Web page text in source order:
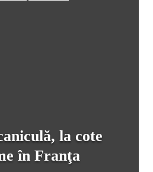
la cote
în Franţa